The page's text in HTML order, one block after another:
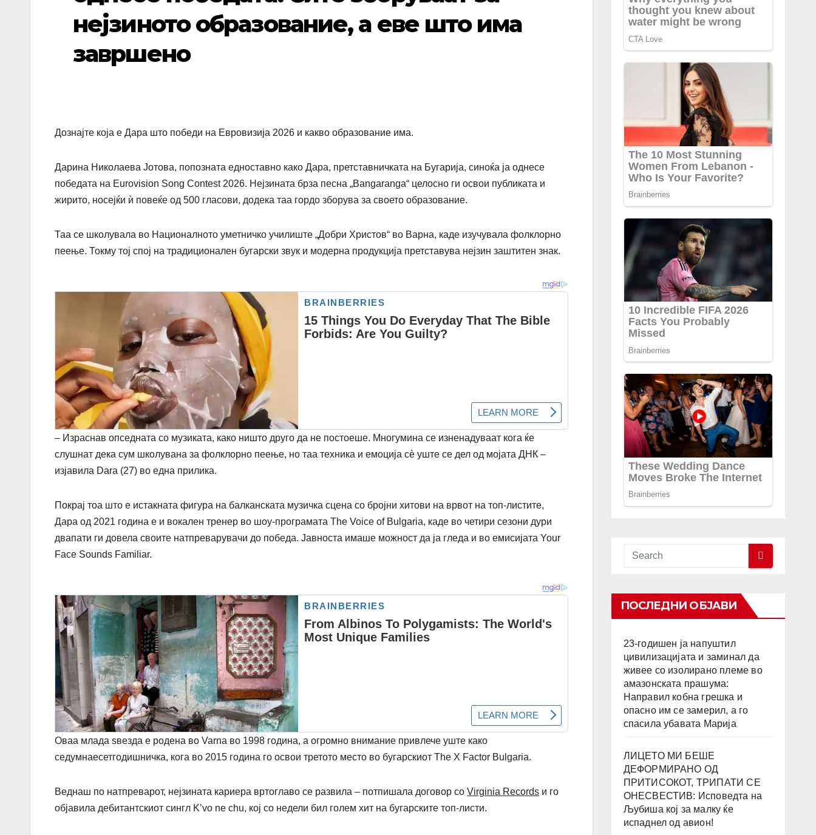
нејзиното образование, а еве што има
завршено
Дознајте која е Дара што победи на Евровизија 2026 и какво образование има.
Дарина Николаева Јотова, попозната едноставно како Дара, претставничката на Бугарија, синоќа ја однесе
победата на Eurovision Song Contest 2026. Нејзината брза песна „Bangaranga“ целосно ги освои публиката и
жирито, носејќи ѝ повеќе од 500 гласови, додека таа гордо зборува за своето образование.
Таа се школувала во Националното уметничко училиште „Добри Христов“ во Варна, каде изучувала фолклорно
пеење. Токму тој спој на традиционален бугарски звук и модерна продукција претставува нејзин заштитен знак.
– Израснав опседната со музиката, како ништо друго да не постоеше. Многумина се изненадуваат кога ќе
слушнат дека сум школувана за фолклорно пеење, но таа техника и емоција сè уште се дел од мојата ДНК –
изјавила Dara (27) во една прилика.
Покрај тоа што е истакната фигура на балканската музичка сцена со бројни хитови на врвот на топ-листите,
Дара од 2021 година е и вокален тренер во шоу-програмата The Voice of Bulgaria, каде во четири сезони дури
двапати ги довела своите натпреварувачи до победа. Јавноста имаше можност да ја гледа и во емисијата Your
Face Sounds Familiar.
Оваа млада ѕвезда е родена во Varna во 1998 година, а огромно внимание привлече уште како
седумнаесетгодишничка, кога во 2015 година го освои третото место во бугарскиот The X Factor Bulgaria.
Веднаш по натпреварот, нејзината кариера вртоглаво се развила – потпишала договор со Virginia Records и го
објавила дебитантскиот сингл K’vo ne chu, кој со недели бил голем хит на бугарските топ-листи.
ПОСЛЕДНИ ОБЈАВИ
23-годишен ја напуштил
цивилизацијата и заминал да
живее со изолирано племе во
амазонската прашума:
Направил кобна грешка и
опасно им се замерил, а го
спасила убавата Марија
ЛИЦЕТО МИ БЕШЕ
ДЕФОРМИРАНО ОД
ПРИТИСОКОТ, ТРИПАТИ СЕ
ОНЕСВЕСТИВ: Исповедта на
Љубиша кој за малку ќе
испаднел од авион!